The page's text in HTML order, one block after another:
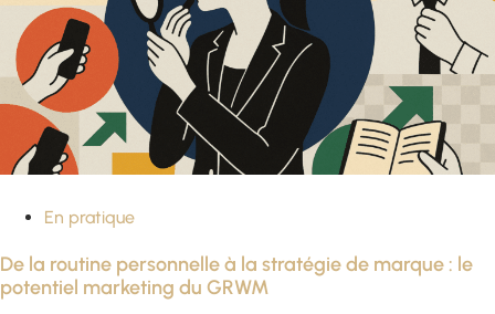
En pratique
De la routine personnelle à la stratégie de marque : le
potentiel marketing du GRWM